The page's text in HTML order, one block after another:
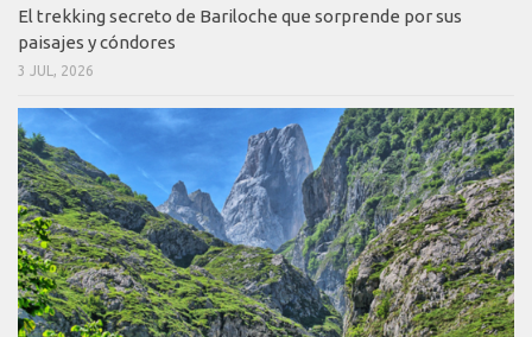
El trekking secreto de Bariloche que sorprende por sus
paisajes y cóndores
3 JUL, 2026